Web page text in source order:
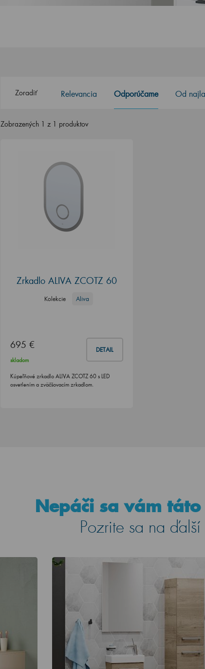
Zoradiť Relevancia Odporúčame Od
Zobrazených 1 z 1 produktov
Zrkadlo ALIVA ZCOTZ 60
Kolekcie Aliva
695 € DETAIL
skladom
Kúpeľňové zrkadlo ALIVA ZCOTZ 60 s LED
osvetlením a zväčšovacím zrkadlom.
Nepáči sa vám
Pozrite sa na ďalší